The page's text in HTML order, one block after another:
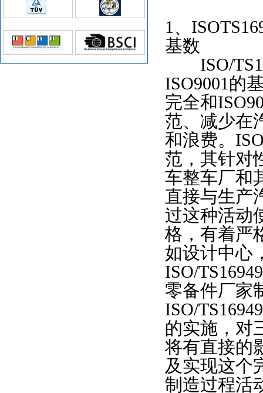
1、
基数
ISO/
ISO9001的
完全和
范、减少在
和浪费。
范，其针对
车整车厂和
直接与生产
过这种活动
格，有着严
如设计中心
ISO/
零备件厂家
ISO/
的实施，对
将有直接的
及实现这个
制造过程活